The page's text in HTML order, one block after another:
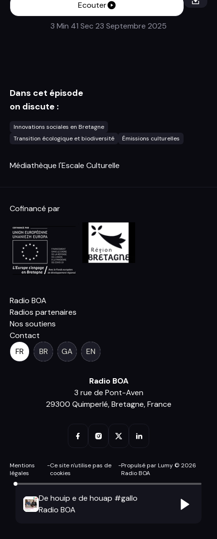
Ecouter
3 Min 41 Sec 23 Septembre 2025
Dans cet épisode
on discute :
Innovations sociales en Bretagne
Transition écologique et biodiversité
Émissions culturelles
Médiathèque l'Escale Culturelle
Cofinancé par
Radio BOA
Radios partenaires
Nos soutiens
Contact
FR
BR GA EN
Radio BOA
3 rue de Pont-Aven
29300 Quimperlé, Bretagne, France
Mentions
légales
-Ce site n'utilise pas de
cookies
-Propulsé par Lumy © 2026
Radio BOA
De houip e de houap #gallo
Radio BOA